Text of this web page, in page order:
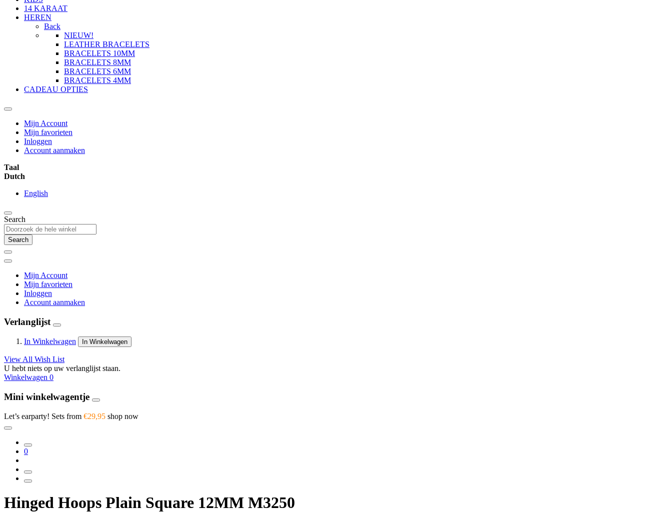
14 KARAAT
HEREN
Back
NIEUW!
LEATHER BRACELETS
BRACELETS 10MM
BRACELETS 8MM
BRACELETS 6MM
BRACELETS 4MM
CADEAU OPTIES
Mijn Account
Mijn favorieten
Inloggen
Account aanmaken
Taal
Dutch
English
Search
Search
Mijn Account
Mijn favorieten
Inloggen
Account aanmaken
Verlanglijst
In Winkelwagen In Winkelwagen
View All Wish List
U hebt niets op uw verlanglijst staan.
Winkelwagen 0
Mini winkelwagentje
Let’s earparty! Sets from €29,95 shop now
0
Hinged Hoops Plain Square 12MM M3250